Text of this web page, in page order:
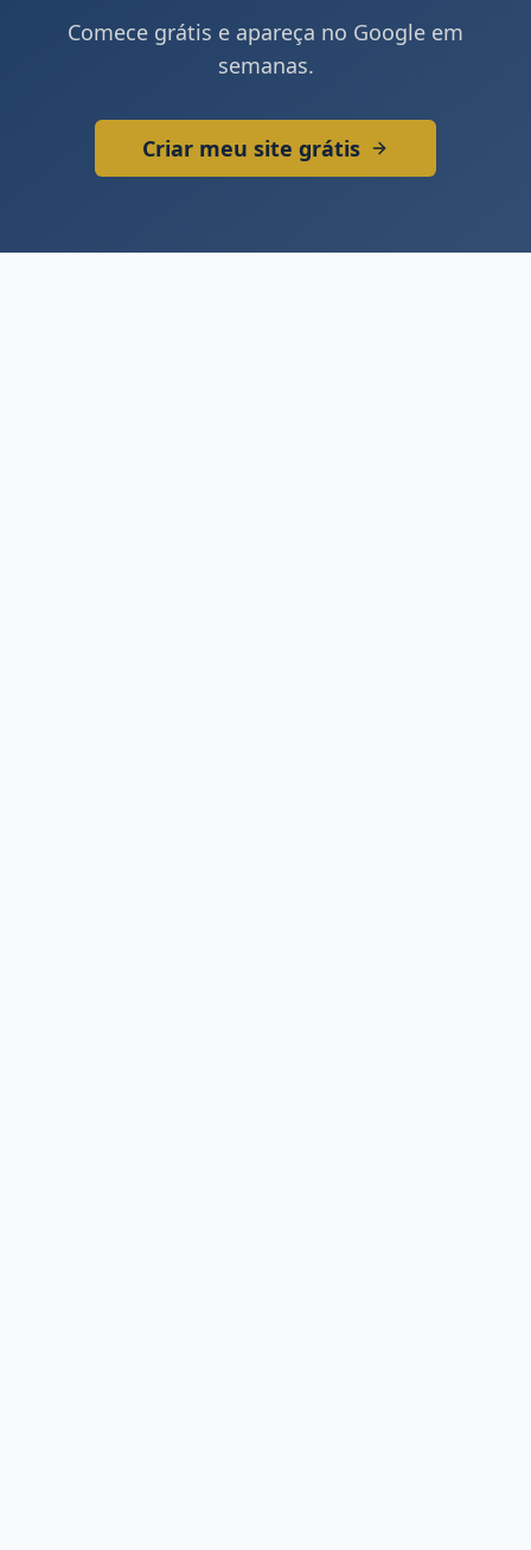
Comece grátis e apareça no Google em
semanas.
Criar meu site grátis